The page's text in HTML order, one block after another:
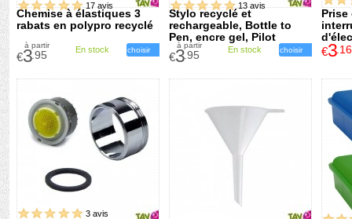
Chemise à élastiques 3
rabats en polypro recyclé
à partir
€3.95 En stock choisir
17 avis
Stylo recyclé et
rechargeable, Bottle to
Pen, encre gel, Pilot
à partir
€3.95 En stock choisir
13 avis
Prise
€3.16
3 avis